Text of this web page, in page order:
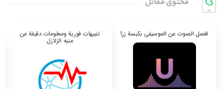
افصل الصوت عن الموسيقى بكبسة زر! تنبيهات فورية ومعلومات دقيقة عن
منبه الزلازل